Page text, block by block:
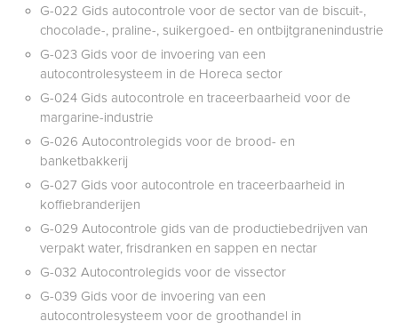
G-022 Gids autocontrole voor de sector van de biscuit-,
chocolade-, praline-, suikergoed- en ontbijtgranenindustrie
G-023 Gids voor de invoering van een
autocontrolesysteem in de Horeca sector
G-024 Gids autocontrole en traceerbaarheid voor de
margarine-industrie
G-026 Autocontrolegids voor de brood- en
banketbakkerij
G-027 Gids voor autocontrole en traceerbaarheid in
koffiebranderijen
G-029 Autocontrole gids van de productiebedrijven van
verpakt water, frisdranken en sappen en nectar
G-032 Autocontrolegids voor de vissector
G-039 Gids voor de invoering van een
autocontrolesysteem voor de groothandel in